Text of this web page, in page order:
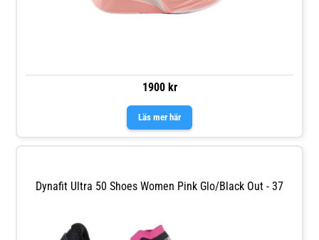
1900 kr
Läs mer här
Dynafit Ultra 50 Shoes Women Pink Glo/Black Out - 37